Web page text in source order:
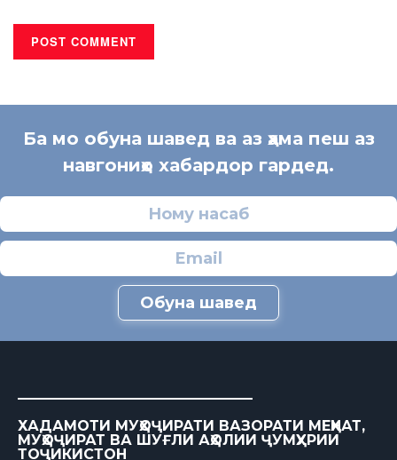
Ба мо обуна шавед ва аз ҳама пеш аз
навгониҳо хабардор гардед.
Обуна шавед
ХАДАМОТИ МУҲОҶИРАТИ ВАЗОРАТИ МЕҲНАТ,
МУҲОҶИРАТ ВА ШУҒЛИ АҲОЛИИ ҶУМҲУРИИ
ТОҶИКИСТОН